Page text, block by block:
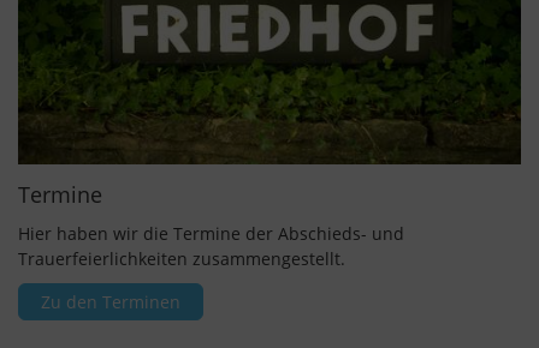
Termine
Hier haben wir die Termine der Abschieds- und
Trauerfeierlichkeiten zusammengestellt.
Zu den Terminen